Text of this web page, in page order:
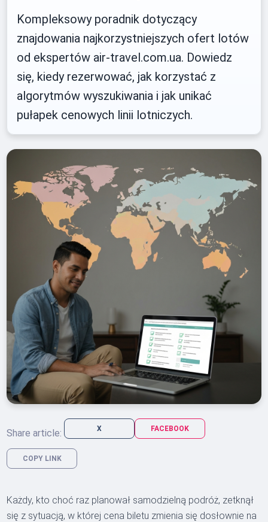
Kompleksowy poradnik dotyczący
znajdowania najkorzystniejszych ofert lotów
od ekspertów air-travel.com.ua. Dowiedz
się, kiedy rezerwować, jak korzystać z
algorytmów wyszukiwania i jak unikać
pułapek cenowych linii lotniczych.
Share article: X FACEBOOK
COPY LINK
Każdy, kto choć raz planował samodzielną podróż, zetknął
się z sytuacją, w której cena biletu zmienia się dosłownie na